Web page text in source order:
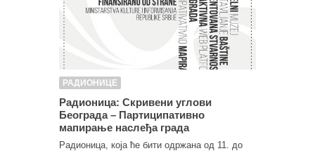
РАДИОНИЦЕ
Радионица: Скривени углови
Београда – Партиципативно
мапирање наслеђа града
Радионица, која ће бити одржана од 11. до